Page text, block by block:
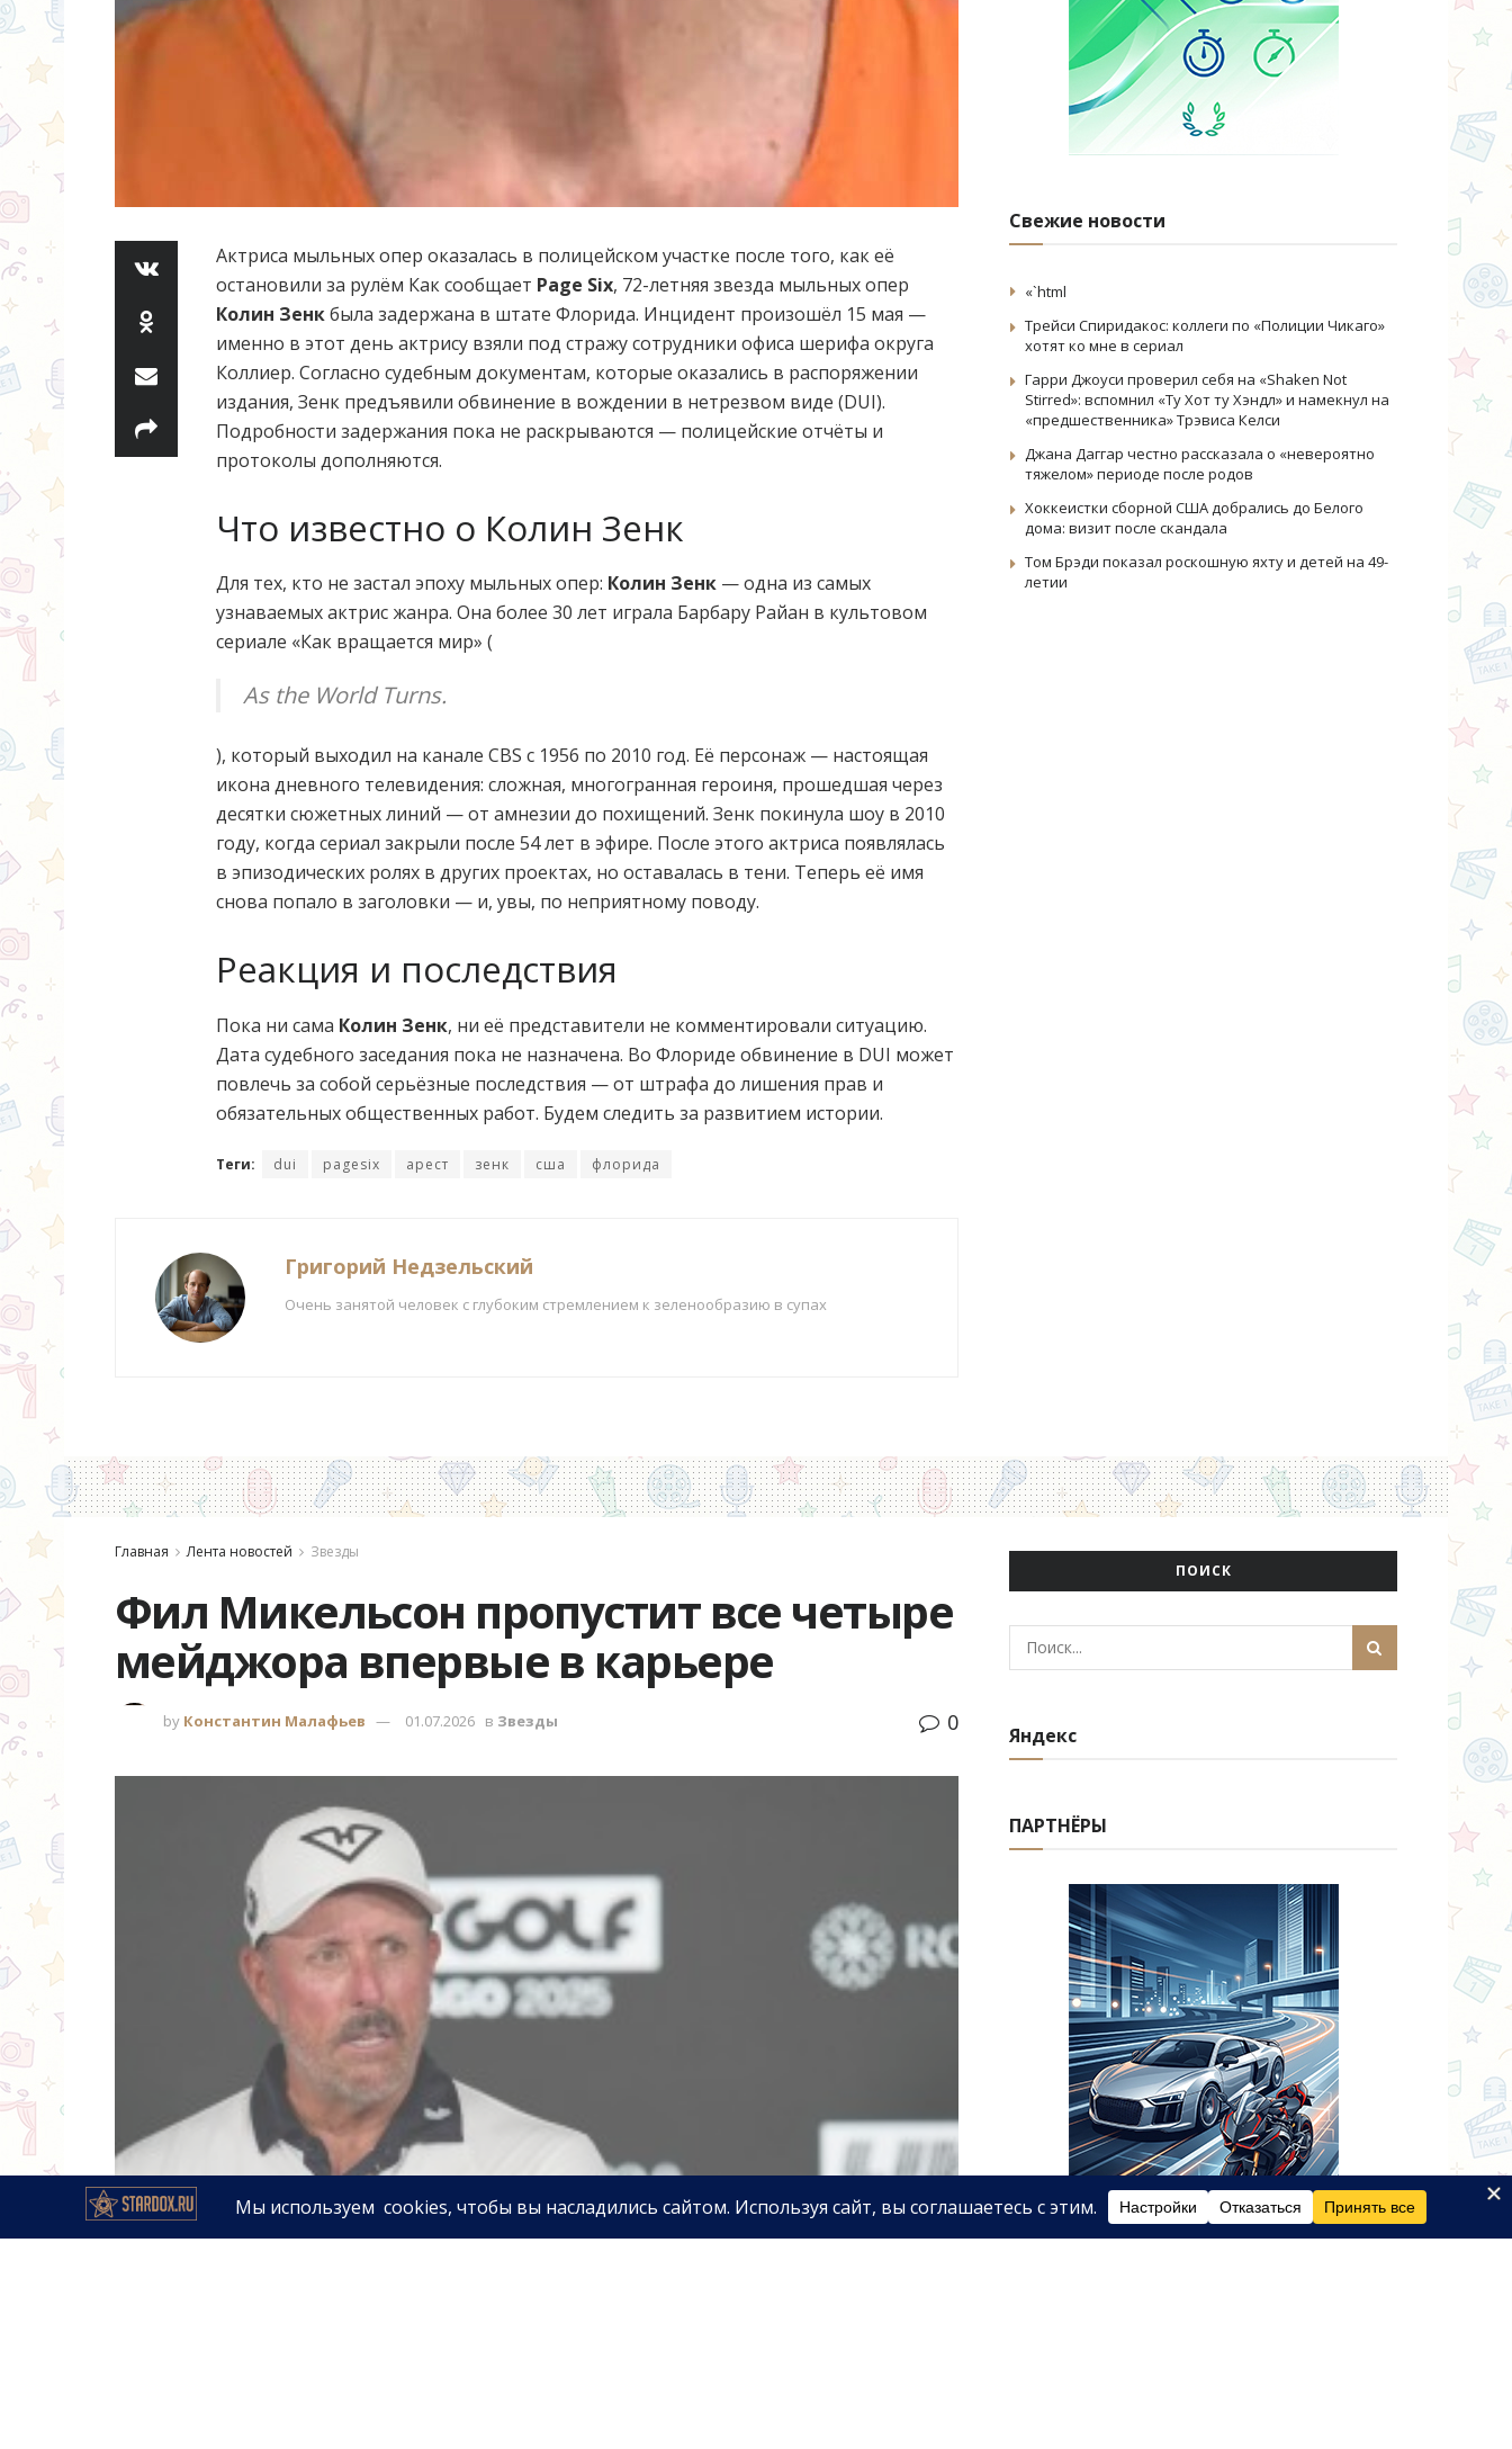
Актриса мыльных опер оказалась в полицейском участке после того, как её
остановили за рулём Как сообщает Page Six, 72-летняя звезда мыльных опер
Колин Зенкбыла задержана в штате Флорида. Инцидент произошёл 15 мая —
именно в этот день актрису взяли под стражу сотрудники офиса шерифа округа
Коллиер. Согласно судебным документам, которые оказались в распоряжении
издания, Зенк предъявили обвинение в вождении в нетрезвом виде (DUI).
Подробности задержания пока не раскрываются — полицейские отчёты и
протоколы дополняются.
Что известно о Колин Зенк
Для тех, кто не застал эпоху мыльных опер: Колин Зенк — одна из самых
узнаваемых актрис жанра. Она более 30 лет играла Барбару Райан в культовом
сериале «Как вращается мир» (
As the World Turns.
), который выходил на канале CBS с 1956 по 2010 год. Её персонаж — настоящая
икона дневного телевидения: сложная, многогранная героиня, прошедшая через
десятки сюжетных линий — от амнезии до похищений. Зенк покинула шоу в 2010
году, когда сериал закрыли после 54 лет в эфире. После этого актриса появлялась
в эпизодических ролях в других проектах, но оставалась в тени. Теперь её имя
снова попало в заголовки — и, увы, по неприятному поводу.
Реакция и последствия
Пока ни сама Колин Зенк, ни её представители не комментировали ситуацию.
Дата судебного заседания пока не назначена. Во Флориде обвинение в DUI может
повлечь за собой серьёзные последствия — от штрафа до лишения прав и
обязательных общественных работ. Будем следить за развитием истории.
Теги: dui pagesix арест зенк сша флорида
Григорий Недзельский
Очень занятой человек с глубоким стремлением к зеленообразию в супах
Свежие новости
«`html
Трейси Спиридакос: коллеги по «Полиции Чикаго»
хотят ко мне в сериал
Гарри Джоуси проверил себя на «Shaken Not
Stirred»: вспомнил «Ту Хот ту Хэндл» и намекнул на
«предшественника» Трэвиса Келси
Джана Даггар честно рассказала о «невероятно
тяжелом» периоде после родов
Хоккеистки сборной США добрались до Белого
дома: визит после скандала
Том Брэди показал роскошную яхту и детей на 49-
летии
Главная Лента новостей Звезды
Фил Микельсон пропустит все четыре
мейджора впервые в карьере
by Константин Малафьев 01.07.2026 в Звезды 0
ПОИСК
Яндекс
ПАРТНЁРЫ